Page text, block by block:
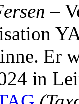
–
Er
in